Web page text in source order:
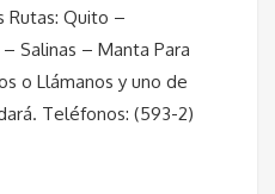
Rutas: Quito –
Salinas – Manta Para
o Llámanos y uno de
Teléfonos: (593-2)